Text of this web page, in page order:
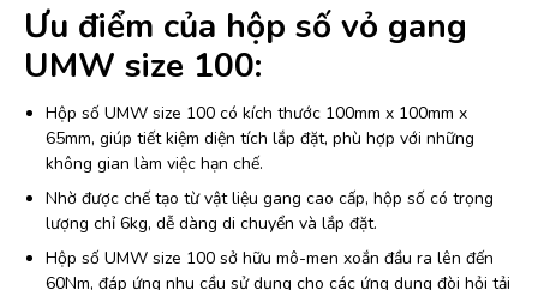
Ưu điểm của hộp số vỏ gang
UMW size 100:
Hộp số UMW size 100 có kích thước 100mm x 100mm x
65mm, giúp tiết kiệm diện tích lắp đặt, phù hợp với những
không gian làm việc hạn chế.
Nhờ được chế tạo từ vật liệu gang cao cấp, hộp số có trọng
lượng chỉ 6kg, dễ dàng di chuyển và lắp đặt.
Hộp số UMW size 100 sở hữu mô-men xoắn đầu ra lên đến
60Nm, đáp ứng nhu cầu sử dụng cho các ứng dụng đòi hỏi tải